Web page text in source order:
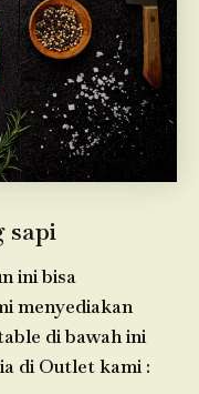
sapi
ini bisa
menyediakan
di bawah ini
di Outlet kami :